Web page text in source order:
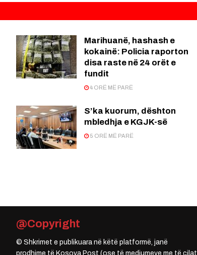
Marihuanë, hashash e
kokainë: Policia raporton
disa raste në 24 orët e
fundit
4 ORË MË PARË
S’ka kuorum, dështon
mbledhja e KGJK-së
5 ORË MË PARË
@Copyright
© Shkrimet e publikuara në këtë platformë, janë
prodhime të Kosova Post (ose të mediumeve me të cilat